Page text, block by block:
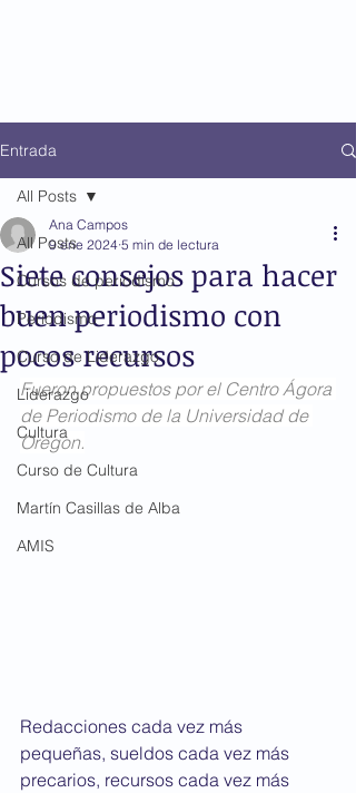
Entrada
All Posts
Cursos de periodismo
Periodismo
Curso de Liderazgo
Liderazgo
Cultura
Curso de Cultura
Martín Casillas de Alba
AMIS
All Posts
Siete consejos para hacer
buen periodismo con
pocos recursos
Ana Campos
9 ene 2024 5 min de lectura
Fueron propuestos por el Centro Ágora
de Periodismo de la Universidad de
Oregon.
Redacciones cada vez más
pequeñas, sueldos cada vez más
precarios, recursos cada vez más